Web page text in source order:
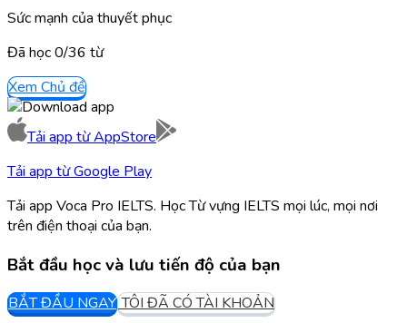
Sức mạnh của thuyết phục
Đã học0/36 từ
Xem Chủ đề
Tải app từAppStore
Tải app từGoogle Play
Tải app Voca Pro IELTS. Học Từ vựng IELTS mọi lúc, mọi nơi
trên điện thoại của bạn.
Bắt đầu học và lưu tiến độ của bạn
BẮT ĐẦU NGAY TÔI ĐÃ CÓ TÀI KHOẢN